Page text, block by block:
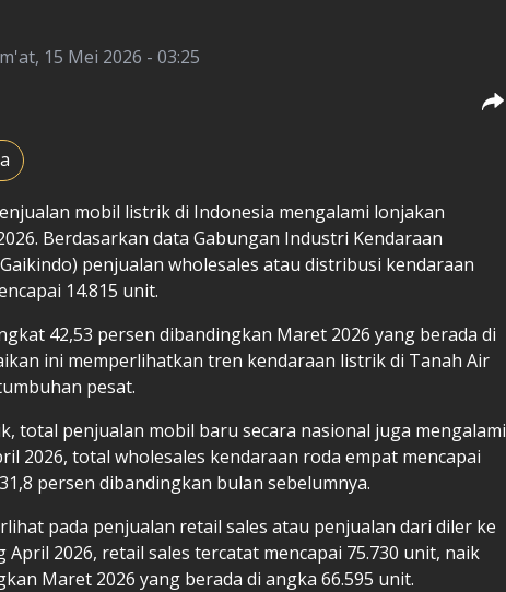
15 Mei 2026 - 03:25
mobil listrik di Indonesia mengalami lonjakan
Berdasarkan data Gabungan Industri Kendaraan
penjualan wholesales atau distribusi kendaraan
14.815 unit.
42,53 persen dibandingkan Maret 2026 yang berada di
ini memperlihatkan tren kendaraan listrik di Tanah Air
pesat.
total penjualan mobil baru secara nasional juga mengalami
2026, total wholesales kendaraan roda empat mencapai
persen dibandingkan bulan sebelumnya.
pada penjualan retail sales atau penjualan dari diler ke
April 2026, retail sales tercatat mencapai 75.730 unit, naik
Maret 2026 yang berada di angka 66.595 unit.